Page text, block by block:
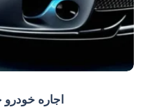
اجاره